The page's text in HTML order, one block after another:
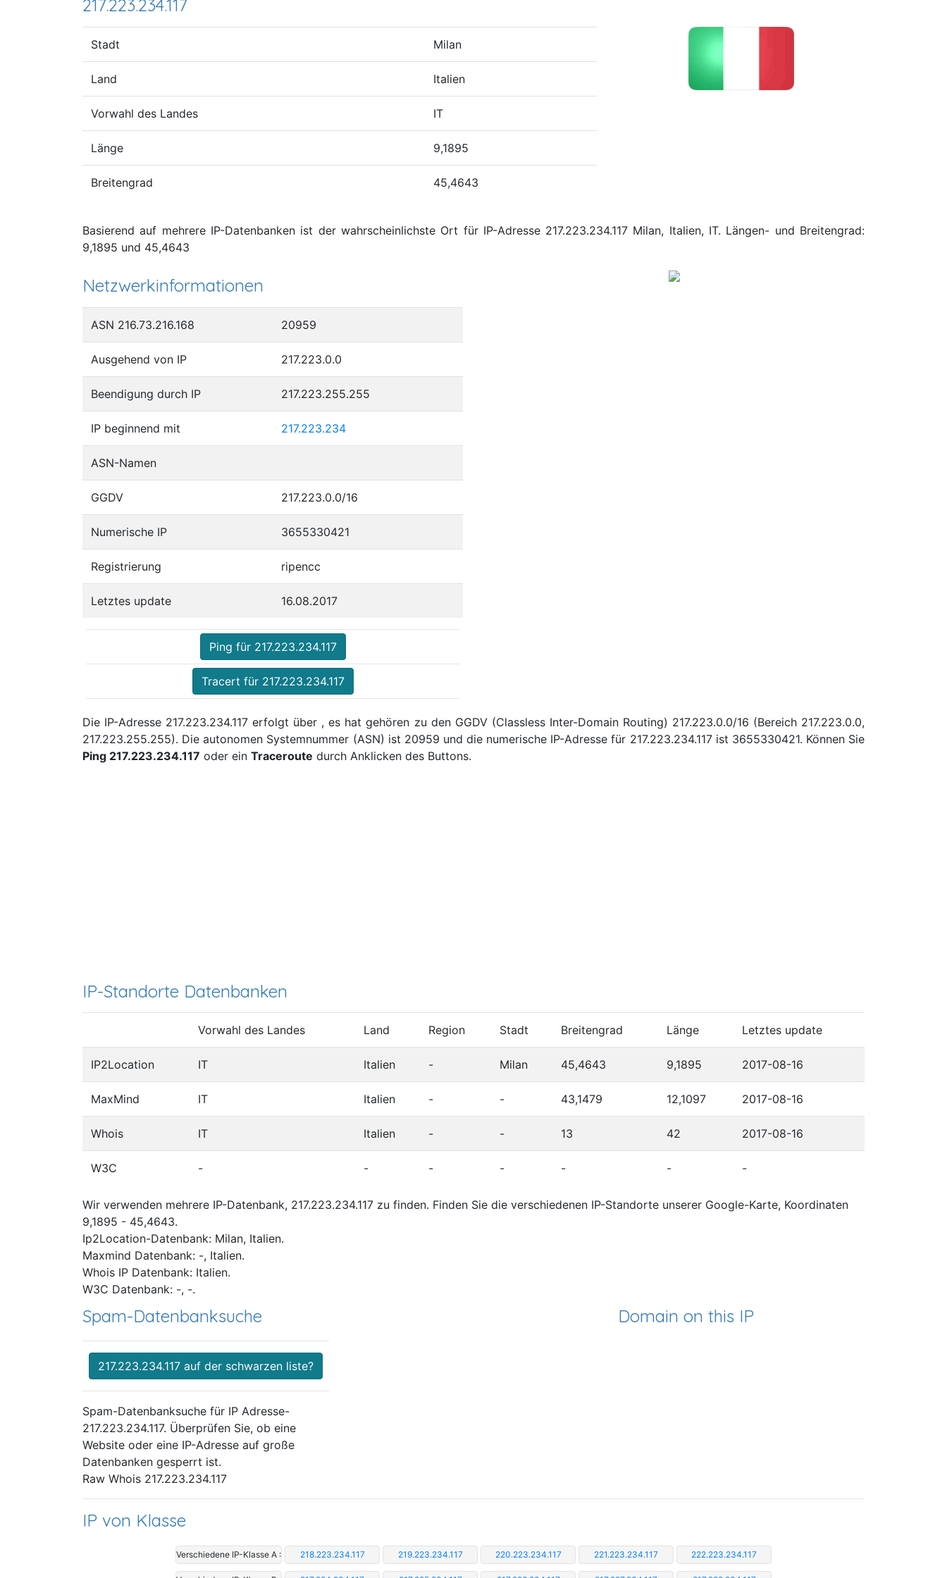
217.223.234.117
Stadt Milan
Land Italien
Vorwahl des Landes IT
Länge 9,1895
Breitengrad 45,4643
Basierend auf mehrere IP-Datenbanken ist der wahrscheinlichste Ort für IP-Adresse 217.223.234.117 Milan, Italien, IT. Längen- und Breitengrad:
9,1895 und 45,4643
Netzwerkinformationen
ASN 216.73.216.168 20959
Ausgehend von IP 217.223.0.0
Beendigung durch IP 217.223.255.255
IP beginnend mit 217.223.234
ASN-Namen
GGDV 217.223.0.0/16
Numerische IP 3655330421
Registrierung ripencc
Letztes update 16.08.2017
Ping für 217.223.234.117
Tracert für 217.223.234.117
Die IP-Adresse 217.223.234.117 erfolgt über , es hat gehören zu den GGDV (Classless Inter-Domain Routing) 217.223.0.0/16 (Bereich 217.223.0.0,
217.223.255.255). Die autonomen Systemnummer (ASN) ist 20959 und die numerische IP-Adresse für 217.223.234.117 ist 3655330421. Können Sie
Ping 217.223.234.117 oder ein Traceroute durch Anklicken des Buttons.
IP-Standorte Datenbanken
Vorwahl des Landes Land Region Stadt Breitengrad Länge Letztes update
IP2Location IT Italien - Milan 45,4643 9,1895 2017-08-16
MaxMind IT Italien - - 43,1479 12,1097 2017-08-16
Whois IT Italien - - 13 42 2017-08-16
W3C - - - - - - -
Wir verwenden mehrere IP-Datenbank, 217.223.234.117 zu finden. Finden Sie die verschiedenen IP-Standorte unserer Google-Karte, Koordinaten
9,1895 - 45,4643.
Ip2Location-Datenbank: Milan, Italien.
Maxmind Datenbank: -, Italien.
Whois IP Datenbank: Italien.
W3C Datenbank: -, -.
Spam-Datenbanksuche
217.223.234.117 auf der schwarzen liste?
Spam-Datenbanksuche für IP Adresse-
217.223.234.117. Überprüfen Sie, ob eine
Website oder eine IP-Adresse auf große
Datenbanken gesperrt ist.
Domain on this IP
Raw Whois 217.223.234.117
IP von Klasse
Verschiedene IP-Klasse A : 218.223.234.117 219.223.234.117 220.223.234.117 221.223.234.117 222.223.234.117